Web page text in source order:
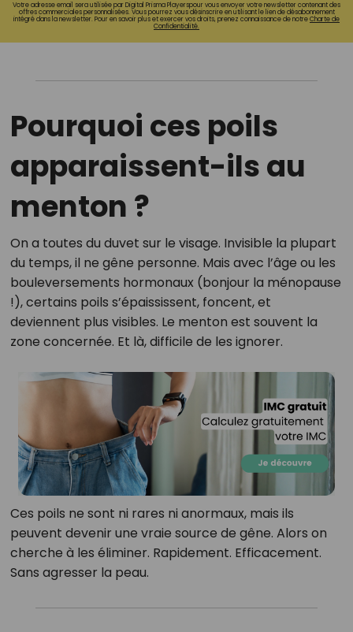
Votre adresse email sera utilisée par Digital Prisma Playerspour vous envoyer votre newsletter contenant des
offres commerciales personnalisées. Vous pourrez vous désinscrire en utilisant le lien de désabonnement
intégré dans la newsletter. Pour en savoir plus et exercer vos droits, prenez connaissance de notreCharte de
Confidentialité.
Pourquoi ces poils
apparaissent-ils au
menton ?
On a toutes du duvet sur le visage. Invisible la plupart
du temps, il ne gêne personne. Mais avec l’âge ou les
bouleversements hormonaux (bonjour la ménopause
!), certains poils s’épaississent, foncent, et
deviennent plus visibles. Le menton est souvent la
zone concernée. Et là, difficile de les ignorer.
Ces poils ne sont ni rares ni anormaux, mais ils
peuvent devenir une vraie source de gêne. Alors on
cherche à les éliminer. Rapidement. Efficacement.
Sans agresser la peau.